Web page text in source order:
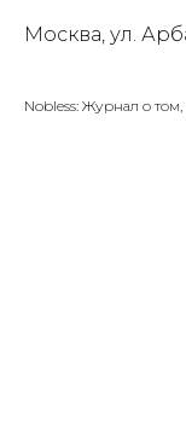
Москва, ул.
Nobless: Журнал о